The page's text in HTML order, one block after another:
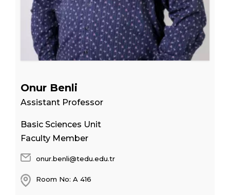
Onur Benli
Assistant Professor
Basic Sciences Unit
Faculty Member
onur.benli@tedu.edu.tr
Room No: A 416